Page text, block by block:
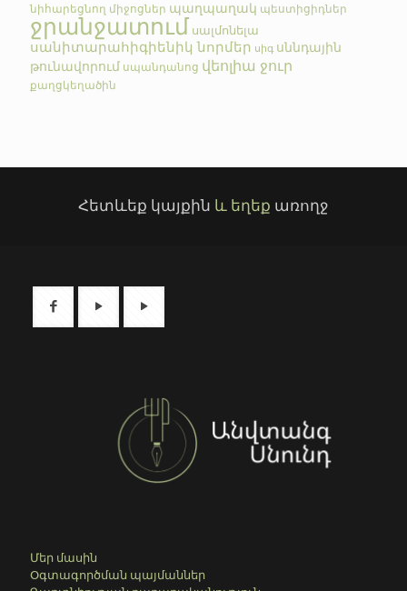
նիհարեցնող միջոցներ պաղպաղակ պեստիցիդներ
ջրանջատում սալմոնելա
սանիտարահիգիենիկ նորմեր սիգ սննդային
թունավորում սպանդանոց վեոլիա ջուր
քաղցկեղածին
Հետևեք կայքին և եղեք առողջ
Մեր մասին
Օգտագործման պայմաններ